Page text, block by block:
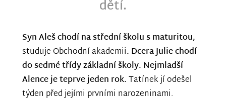
dětí.
Syn Aleš chodí na střední školu s maturitou,
studuje Obchodní akademii. Dcera Julie chodí
do sedmé třídy základní školy. Nejmladší
Alence je teprve jeden rok.Tatínek jí odešel
týden před jejími prvními narozeninami.